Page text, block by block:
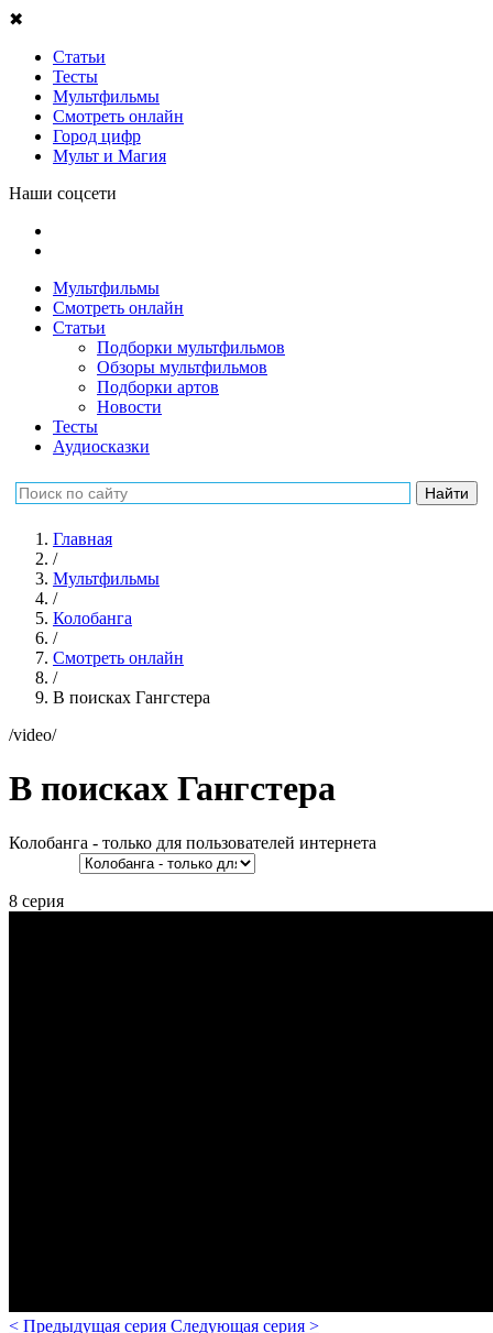
✖
Статьи
Тесты
Мультфильмы
Смотреть онлайн
Город цифр
Мульт и Магия
Наши соцсети
Мультфильмы
Смотреть онлайн
Статьи
Подборки мультфильмов
Обзоры мультфильмов
Подборки артов
Новости
Тесты
Аудиосказки
Главная
/
Мультфильмы
/
Колобанга
/
Смотреть онлайн
/
В поисках Гангстера
/video/
В поисках Гангстера
Колобанга - только для пользователей интернета
8 серия
< Предыдущая серия Следующая серия >